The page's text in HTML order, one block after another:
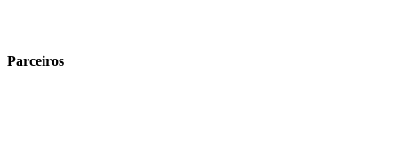
Parceiros